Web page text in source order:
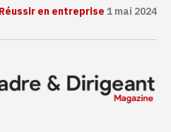
Réussir en entreprise1 mai 2024